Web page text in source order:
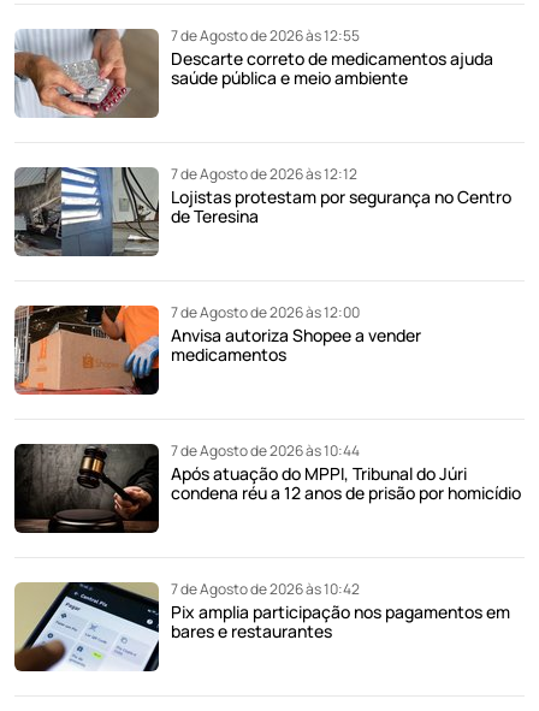
7 de Agosto de 2026 às 12:55
Descarte correto de medicamentos ajuda
saúde pública e meio ambiente
7 de Agosto de 2026 às 12:12
Lojistas protestam por segurança no Centro
de Teresina
7 de Agosto de 2026 às 12:00
Anvisa autoriza Shopee a vender
medicamentos
7 de Agosto de 2026 às 10:44
Após atuação do MPPI, Tribunal do Júri
condena réu a 12 anos de prisão por homicídio
7 de Agosto de 2026 às 10:42
Pix amplia participação nos pagamentos em
bares e restaurantes